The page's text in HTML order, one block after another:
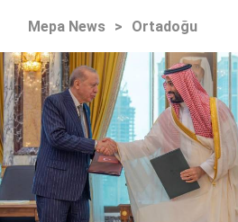
Mepa News > Ortadoğu